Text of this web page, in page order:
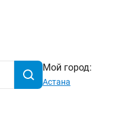
Мой город:
Астана